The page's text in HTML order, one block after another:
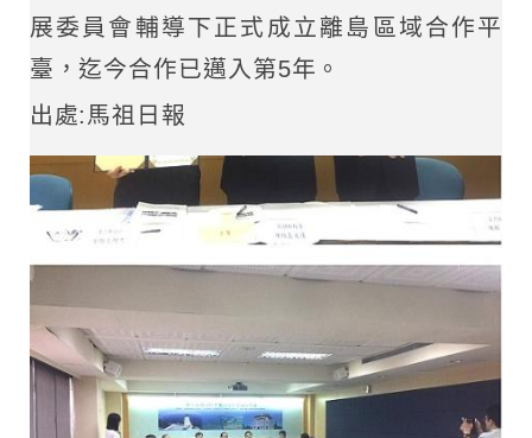
展委員會輔導下正式成立離島區域合作平
臺，迄今合作已邁入第5年。
出處:馬祖日報